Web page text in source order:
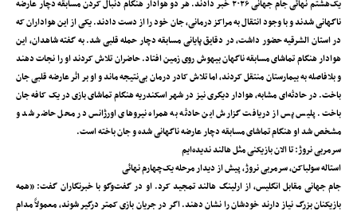
یک‌هشتم نهائی جام جهانی ۲۰۲۶ خبر دادند. هر دو هوادار هنگام دنبال کردن مسابقه دچار عارضه
ناگهانی شدند و با وجود انتقال به مراکز درمانی، جان خود را از دست دادند. یکی از این هواداران که
در استان الشرقیه حضور داشت، در دقایق پایانی مسابقه دچار حمله قلبی شد. به گفته شاهدان، این
هوادار هنگام تماشای مسابقه ناگهان بیهوش روی زمین افتاد. حاضران تلاش کردند او را نجات دهند
و بلافاصله به بیمارستان منتقل کردند، اما تلاش کادر درمان بی‌نتیجه ماند و او بر اثر عارضه قلبی جان
باخت. در حادثه‌ای مشابه، هوادار دیگری نیز در شهر اسکندریه هنگام تماشای بازی در یک کافه جان
باخت. پلیس پس از دریافت گزارش این حادثه به همراه نیروهای اورژانس در محل حاضر شد و
مشخص شد او هنگام تماشای مسابقه دچار عارضه ناگهانی شده و جان باخته است.
سرمربی نروژ: تا الان بازیکنی مثل‌ هالند ندیده‌ایم
استاله سولباکن، سرمربی نروژ، پیش از دیدار مرحله یک‌چهارم نهائی
جام جهانی مقابل انگلیس، از ارلینگ ‌هالند تمجید کرد. او در گفت‌وگو با خبرنگاران گفت: «همه
بازیکنان بزرگ نیاز دارند خودشان را نشان دهند. اگر در جریان بازی کمتر درگیر شوند، معمولاً مدام